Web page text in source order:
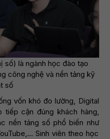
số) là ngành học đào tạo
công nghệ và nền tảng kỹ
số
vốn khó đo lường, Digital
tiếp cận đúng khách hàng,
nền tảng số phổ biến như
Sinh viên theo học